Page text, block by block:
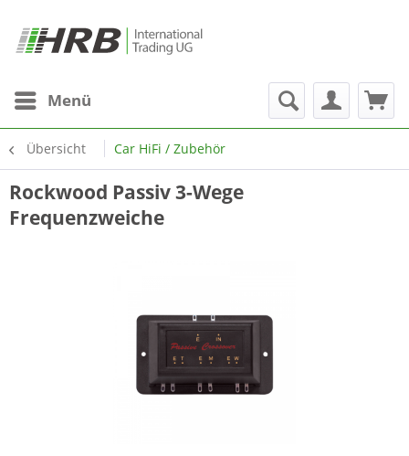
Menü
Übersicht Car HiFi / Zubehör
Rockwood Passiv 3-Wege
Frequenzweiche